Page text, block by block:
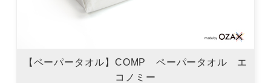
【ペーパータオル】COMP ペーパータオル エ
コノミー